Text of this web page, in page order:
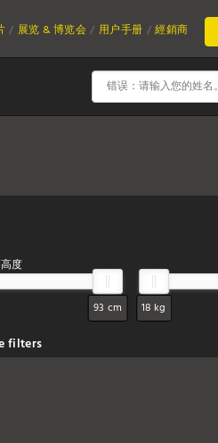
展览 & 博览会 用户手册 經銷商
度
93 cm 18 kg
filters